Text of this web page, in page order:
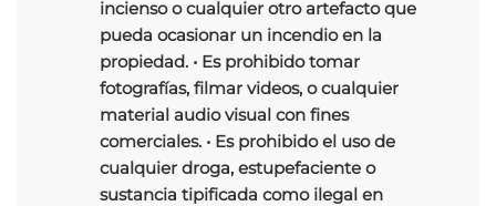
incienso o cualquier otro artefacto que
pueda ocasionar un incendio en la
propiedad. • Es prohibido tomar
fotografías, filmar videos, o cualquier
material audio visual con fines
comerciales. • Es prohibido el uso de
cualquier droga, estupefaciente o
sustancia tipificada como ilegal en